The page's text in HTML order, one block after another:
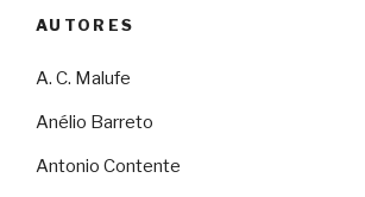
AUTORES
A. C. Malufe
Anélio Barreto
Antonio Contente